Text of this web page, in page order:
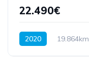
22.490€
2020 19.864km